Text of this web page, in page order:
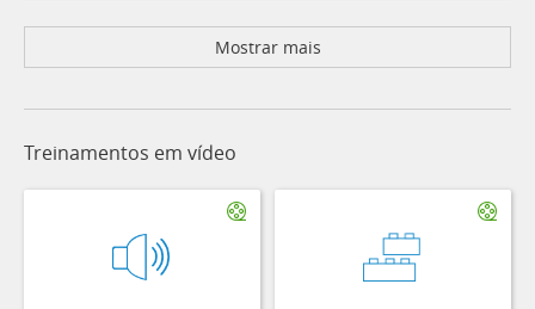
Mostrar mais
Treinamentos em vídeo